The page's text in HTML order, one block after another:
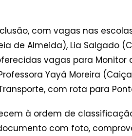
com vagas nas
de Almeida), Lia Salgado
vagas para Monitor
Yayá Moreira
com rota para
à ordem de
com foto,